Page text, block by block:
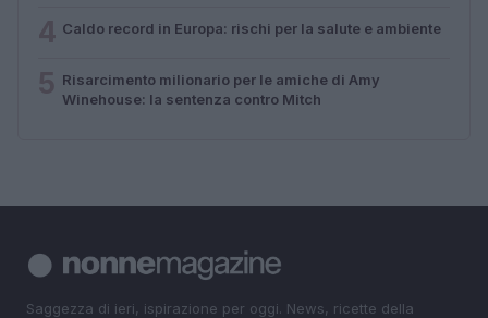
Caldo record in Europa: rischi per la salute e ambiente
Risarcimento milionario per le amiche di Amy
Winehouse: la sentenza contro Mitch
Saggezza di ieri, ispirazione per oggi. News, ricette della